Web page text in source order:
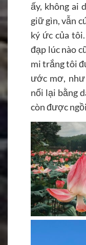
ấy, không ai
giữ gìn, vẫn
ký ức của
đạp lúc nào
mi trắng tôi
ước mơ,
nối lại bằng
còn được